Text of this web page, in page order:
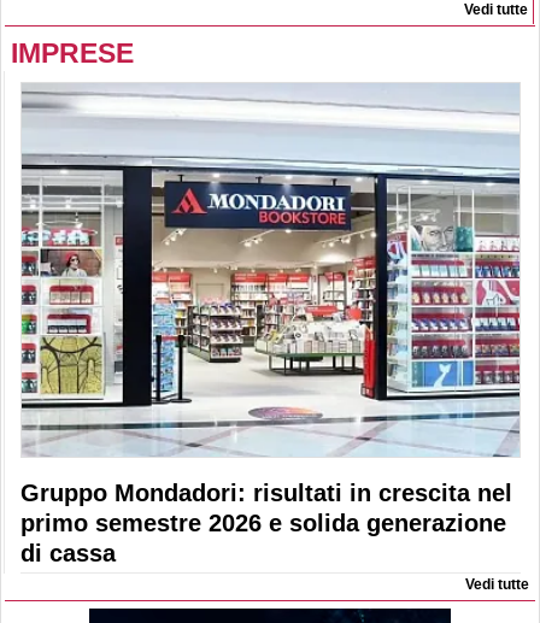
Vedi tutte
IMPRESE
Gruppo Mondadori: risultati in crescita nel
primo semestre 2026 e solida generazione
di cassa
Vedi tutte